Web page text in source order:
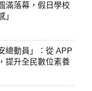
滿落幕，假日學校
」
總動員」：從 APP
提升全民數位素養